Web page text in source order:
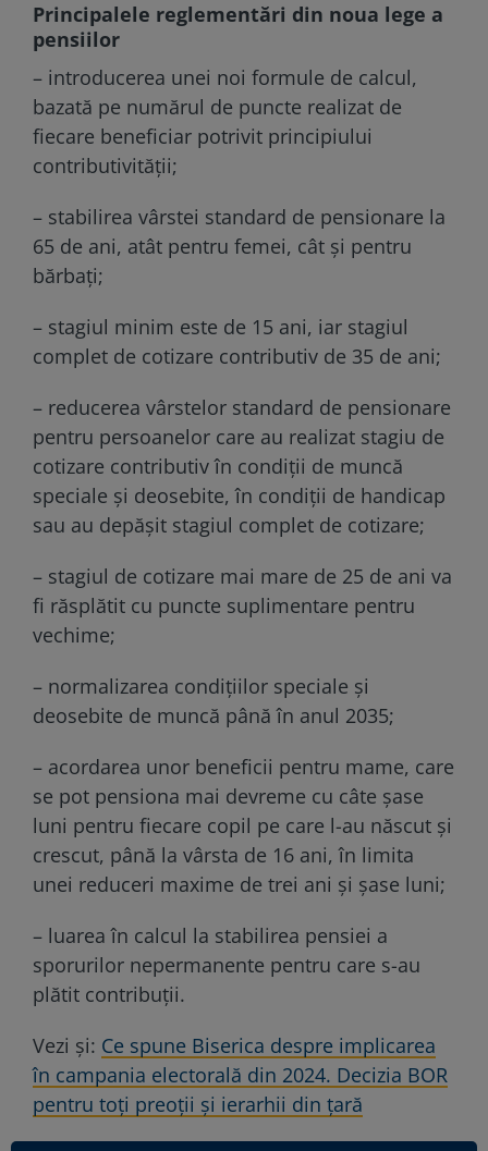
Principalele reglementări din noua lege a
pensiilor
– introducerea unei noi formule de calcul,
bazată pe numărul de puncte realizat de
fiecare beneficiar potrivit principiului
contributivităţii;
– stabilirea vârstei standard de pensionare la
65 de ani, atât pentru femei, cât și pentru
bărbați;
– stagiul minim este de 15 ani, iar stagiul
complet de cotizare contributiv de 35 de ani;
– reducerea vârstelor standard de pensionare
pentru persoanelor care au realizat stagiu de
cotizare contributiv în condiții de muncă
speciale și deosebite, în condiții de handicap
sau au depășit stagiul complet de cotizare;
– stagiul de cotizare mai mare de 25 de ani va
fi răsplătit cu puncte suplimentare pentru
vechime;
– normalizarea condițiilor speciale și
deosebite de muncă până în anul 2035;
– acordarea unor beneficii pentru mame, care
se pot pensiona mai devreme cu câte şase
luni pentru fiecare copil pe care l-au născut şi
crescut, până la vârsta de 16 ani, în limita
unei reduceri maxime de trei ani şi şase luni;
– luarea în calcul la stabilirea pensiei a
sporurilor nepermanente pentru care s-au
plătit contribuții.
Vezi și: Ce spune Biserica despre implicarea
în campania electorală din 2024. Decizia BOR
pentru toți preoții și ierarhii din țară